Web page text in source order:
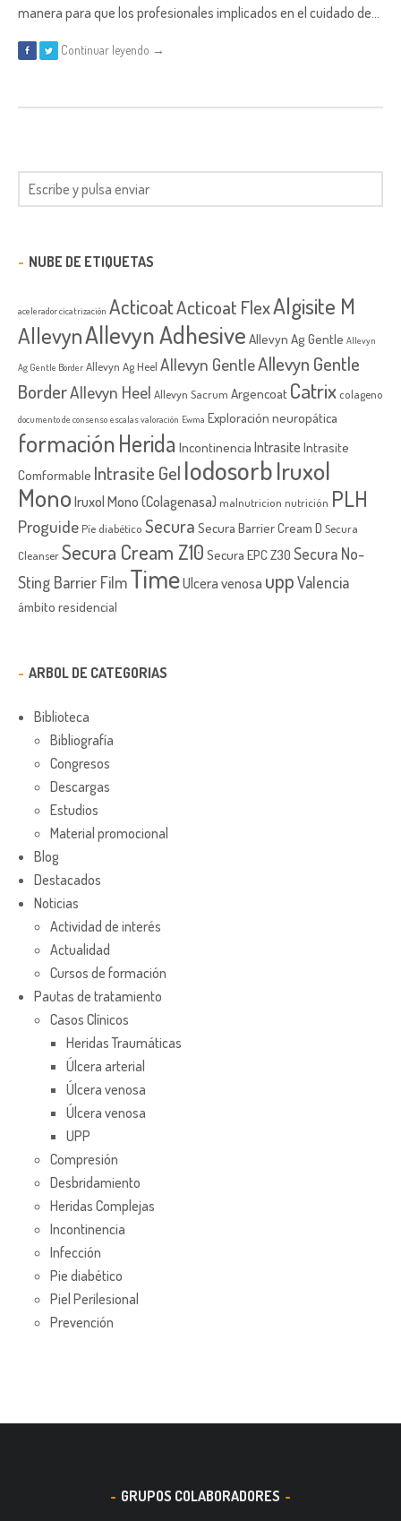
manera para que los profesionales implicados en el cuidado de…
Continuar leyendo →
NUBE DE ETIQUETAS
acelerador cicatrización ActicoatActicoat FlexAlgisite M
AllevynAllevyn Adhesive Allevyn Ag Gentle Allevyn
Ag Gentle Border Allevyn Ag Heel Allevyn GentleAllevyn Gentle
BorderAllevyn Heel Allevyn Sacrum Argencoat Catrix colageno
documento de consenso escalas valoración Ewma Exploración neuropática
formaciónHerida Incontinencia Intrasite Intrasite
Comformable Intrasite Gel IodosorbIruxol
MonoIruxol Mono (Colagenasa) malnutricion nutrición PLH
Proguide Píe diabético Secura Secura Barrier Cream D Secura
CleanserSecura Cream Z10 Secura EPC Z30 Secura No-
Sting Barrier FilmTimeUlcera venosa uppValencia
ámbito residencial
ARBOL DE CATEGORIAS
Biblioteca
Bibliografía
Congresos
Descargas
Estudios
Material promocional
Blog
Destacados
Noticias
Actividad de interés
Actualidad
Cursos de formación
Pautas de tratamiento
Casos Clínicos
Heridas Traumáticas
Úlcera arterial
Úlcera venosa
Úlcera venosa
UPP
Compresión
Desbridamiento
Heridas Complejas
Incontinencia
Infección
Pie diabético
Piel Perilesional
Prevención
GRUPOS COLABORADORES